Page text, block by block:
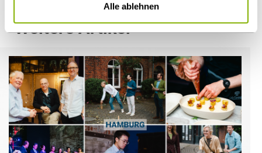
Alle ablehnen
Weitere Artikel